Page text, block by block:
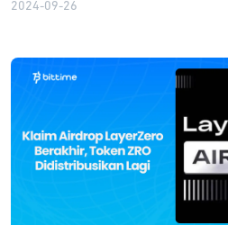
2024-09-26